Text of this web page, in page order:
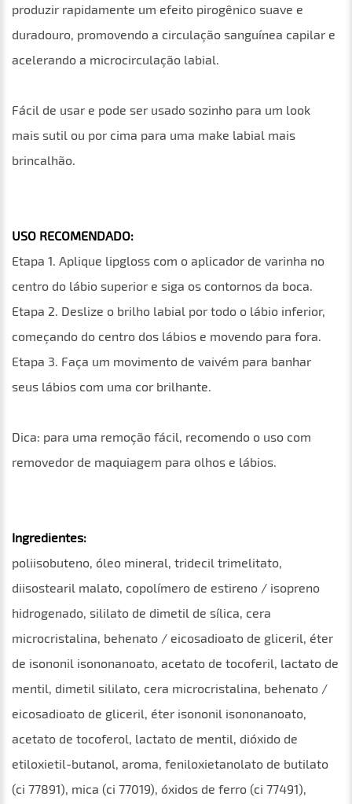
produzir rapidamente um efeito pirogênico suave e
duradouro, promovendo a circulação sanguínea capilar e
acelerando a microcirculação labial.
Fácil de usar e pode ser usado sozinho para um look
mais sutil ou por cima para uma make labial mais
brincalhão.
USO RECOMENDADO:
Etapa 1. Aplique lipgloss com o aplicador de varinha no
centro do lábio superior e siga os contornos da boca.
Etapa 2. Deslize o brilho labial por todo o lábio inferior,
começando do centro dos lábios e movendo para fora.
Etapa 3. Faça um movimento de vaivém para banhar
seus lábios com uma cor brilhante.
Dica: para uma remoção fácil, recomendo o uso com
removedor de maquiagem para olhos e lábios.
Ingredientes:
poliisobuteno, óleo mineral, tridecil trimelitato,
diisostearil malato, copolímero de estireno / isopreno
hidrogenado, sililato de dimetil de sílica, cera
microcristalina, behenato / eicosadioato de gliceril, éter
de isononil isononanoato, acetato de tocoferil, lactato de
mentil, dimetil sililato, cera microcristalina, behenato /
eicosadioato de gliceril, éter isononil isononanoato,
acetato de tocoferol, lactato de mentil, dióxido de
etiloxietil-butanol, aroma, feniloxietanolato de butilato
(ci 77891), mica (ci 77019), óxidos de ferro (ci 77491),